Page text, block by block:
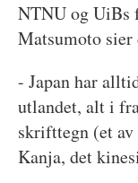
NTNU og UiBs
Matsumoto
- Japan har
utlandet, alt i
skrifttegn (et
Kanja, det